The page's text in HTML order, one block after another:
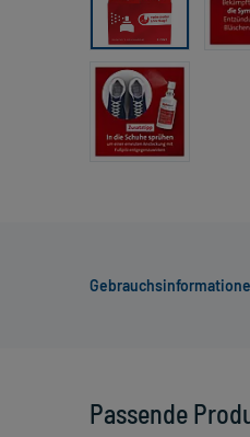
Passende